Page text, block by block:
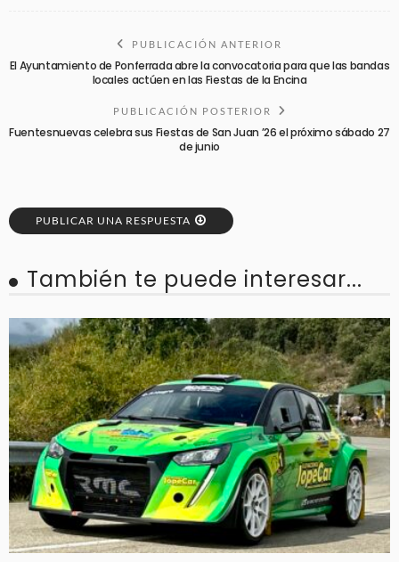
PUBLICACIÓN ANTERIOR
El Ayuntamiento de Ponferrada abre la convocatoria para que las bandas
locales actúen en las Fiestas de la Encina
PUBLICACIÓN POSTERIOR
Fuentesnuevas celebra sus Fiestas de San Juan ’26 el próximo sábado 27
de junio
PUBLICAR UNA RESPUESTA
También te puede interesar...